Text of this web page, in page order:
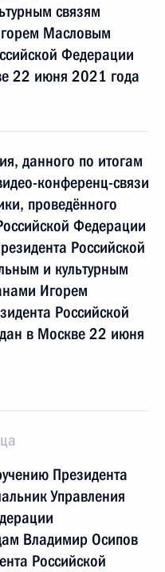
связям
Масловым
Федерации
22 июня 2021 года
данного по итогам
конференц-связи
проведённого
Федерации
Российской
и культурным
Игорем
Российской
в Москве 22 июня
Президента
Управления
Владимир Осипов
Российской